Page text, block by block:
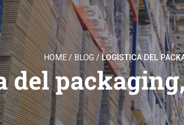
HOME / BLOG / LOGISTICA DEL
del